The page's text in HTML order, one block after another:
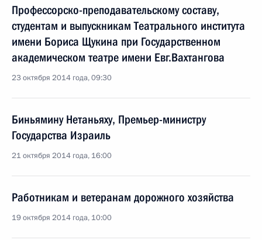
Профессорско-преподавательскому составу,
студентам и выпускникам Театрального института
имени Бориса Щукина при Государственном
академическом театре имени Евг.Вахтангова
23 октября 2014 года, 09:30
Биньямину Нетаньяху, Премьер-министру
Государства Израиль
21 октября 2014 года, 16:00
Работникам и ветеранам дорожного хозяйства
19 октября 2014 года, 10:00